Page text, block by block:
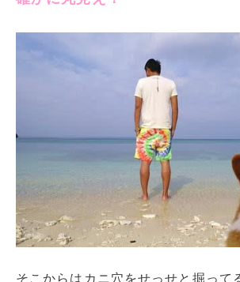
そこからはカニ穴をせっせと掘って